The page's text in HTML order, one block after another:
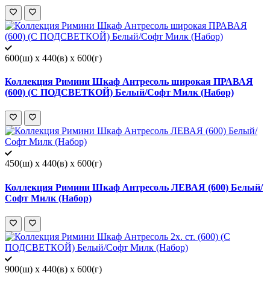
600(ш) x 440(в) x 600(г)
Коллекция Римини Шкаф Антресоль широкая ПРАВАЯ
(600) (С ПОДСВЕТКОЙ) Белый/Софт Милк (Набор)
450(ш) x 440(в) x 600(г)
Коллекция Римини Шкаф Антресоль ЛЕВАЯ (600) Белый/
Софт Милк (Набор)
900(ш) x 440(в) x 600(г)